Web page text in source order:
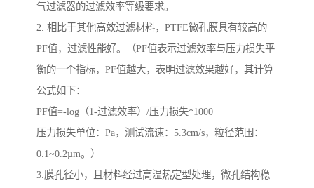
气过滤器的过滤效率等级要求。
2. 相比于其他高效过滤材料，PTFE微孔膜具有较高的
PF值，过滤性能好。（PF值表示过滤效率与压力损失平
衡的一个指标，PF值越大，表明过滤效果越好，其计算
公式如下：
PF值=-log（1-过滤效率）/压力损失*1000
压力损失单位：Pa，测试流速：5.3cm/s，粒径范围：
0.1~0.2µm。）
3.膜孔径小，且材料经过高温热定型处理，微孔结构稳